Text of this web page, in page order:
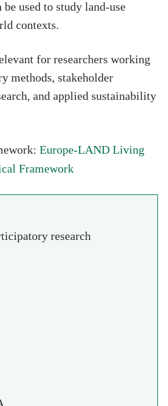
used to study land-use
contexts.
for researchers working
methods, stakeholder
and applied sustainability
Europe-LAND Living
Framework
research